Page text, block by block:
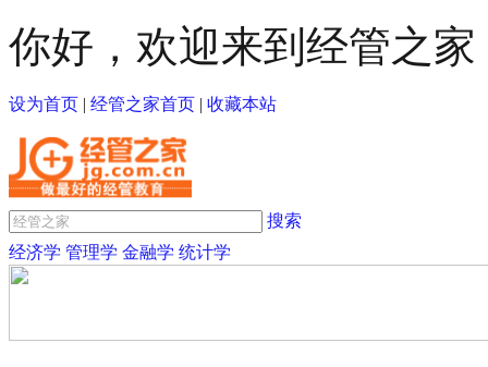
你好，欢迎来到经管之家
设为首页 | 经管之家首页 | 收藏本站
搜索
经济学 管理学 金融学 统计学